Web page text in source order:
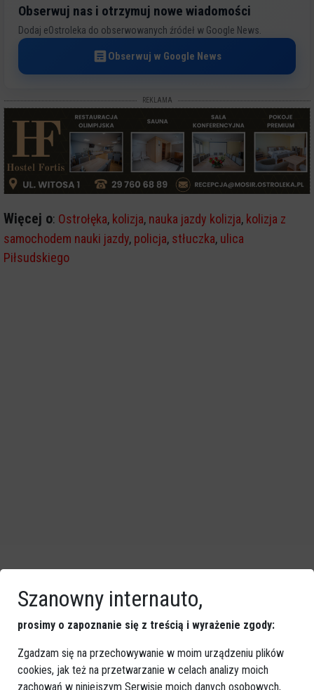
Obserwuj nas i otrzymuj nowe wiadomości
Dodaj eOstroleka do obserwowanych źródeł w Google News.
Obserwuj w Google News
REKLAMA
Więcej o: Ostrołęka, kolizja, nauka jazdy kolizja, kolizja z
samochodem nauki jazdy, policja, stłuczka, ulica
Piłsudskiego
Szanowny internauto,
prosimy o zapoznanie się z treścią i wyrażenie zgody:
Zgadzam się na przechowywanie w moim urządzeniu plików
cookies, jak też na przetwarzanie w celach analizy moich
zachowań w niniejszym Serwisie moich danych osobowych,